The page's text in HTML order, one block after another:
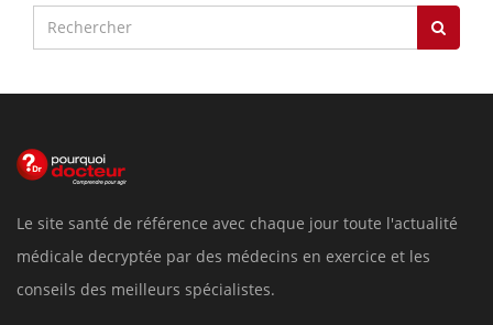
Le site santé de référence avec chaque jour toute l'actualité
médicale decryptée par des médecins en exercice et les
conseils des meilleurs spécialistes.